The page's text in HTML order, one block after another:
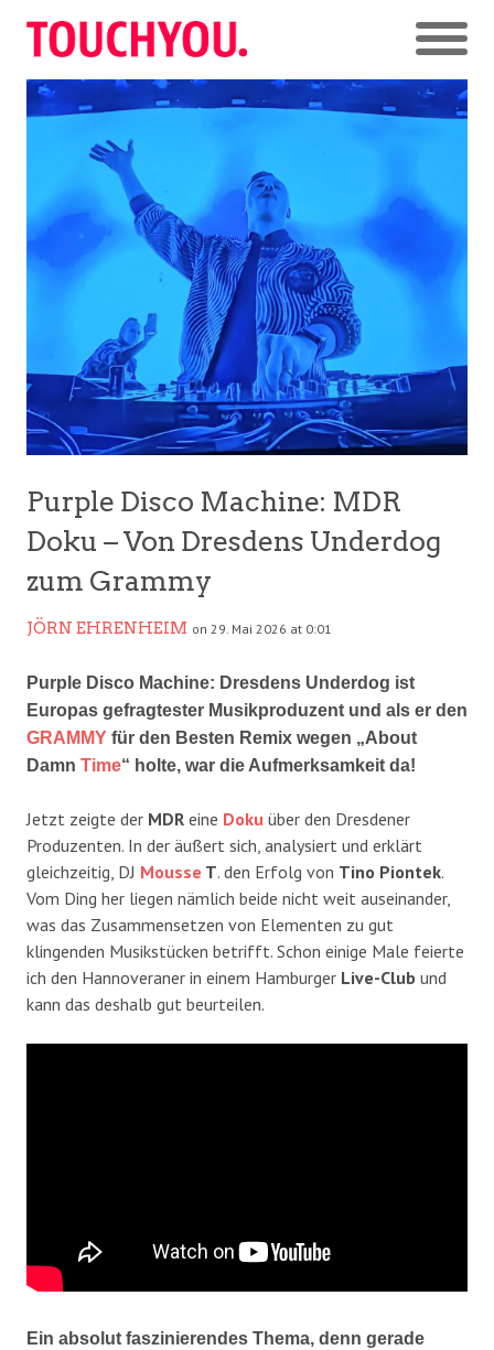
Purple Disco Machine: MDR
Doku – Von Dresdens Underdog
zum Grammy
JÖRN EHRENHEIM on 29. Mai 2026 at 0:01
Purple Disco Machine: Dresdens Underdog ist
Europas gefragtester Musikproduzent und als er den
GRAMMY für den Besten Remix wegen „About
Damn Time“ holte, war die Aufmerksamkeit da!
Jetzt zeigte der MDR eine Doku über den Dresdener
Produzenten. In der äußert sich, analysiert und erklärt
gleichzeitig, DJ Mousse T. den Erfolg von Tino Piontek.
Vom Ding her liegen nämlich beide nicht weit auseinander,
was das Zusammensetzen von Elementen zu gut
klingenden Musikstücken betrifft. Schon einige Male feierte
ich den Hannoveraner in einem Hamburger Live-Club und
kann das deshalb gut beurteilen.
Ein absolut faszinierendes Thema, denn gerade